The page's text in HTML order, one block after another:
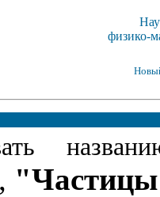
физико-
,